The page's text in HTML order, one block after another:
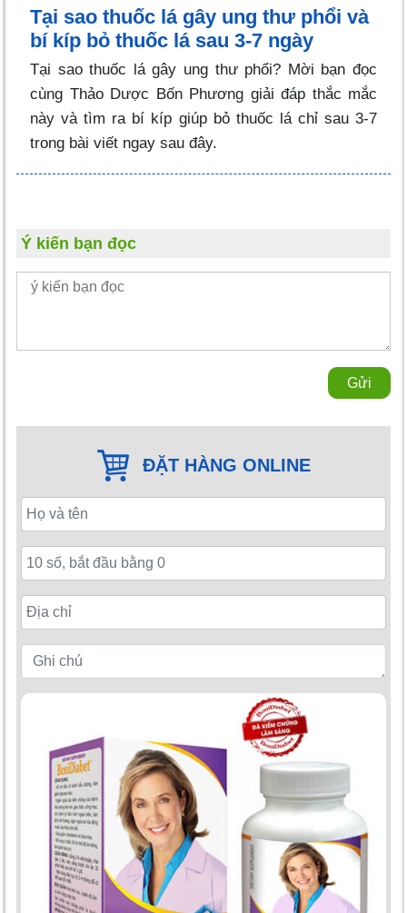
Tại sao thuốc lá gây ung thư phổi và
bí kíp bỏ thuốc lá sau 3-7 ngày
Tại sao thuốc lá gây ung thư phổi? Mời bạn đọc
cùng Thảo Dược Bốn Phương giải đáp thắc mắc
này và tìm ra bí kíp giúp bỏ thuốc lá chỉ sau 3-7
trong bài viết ngay sau đây.
Ý kiến bạn đọc
Gửi
ĐẶT HÀNG ONLINE